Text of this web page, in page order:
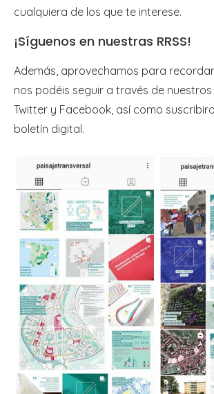
cualquiera de los que te interese.
¡Síguenos en nuestras RRSS!
Además, aprovechamos para
nos podéis seguir a través de
Twitter y Facebook, así como
boletín digital.